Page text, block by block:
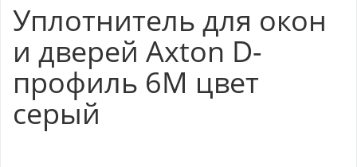
Уплотнитель для окон
и дверей Axton D-
профиль 6М цвет
серый